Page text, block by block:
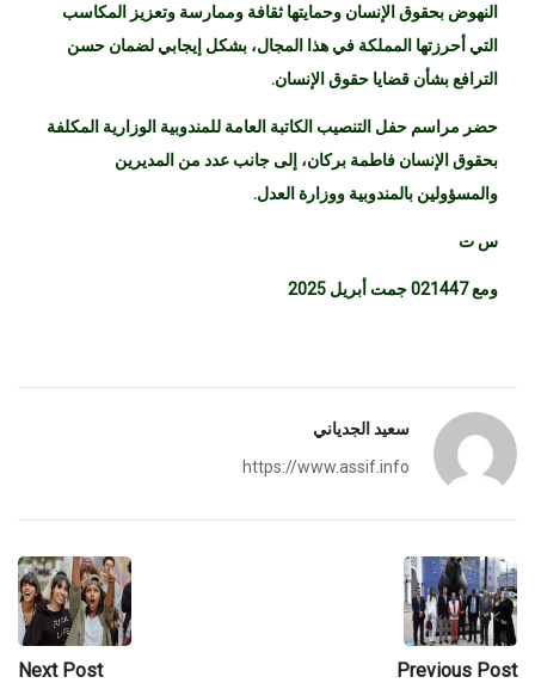
النهوض بحقوق الإنسان وحمايتها ثقافة وممارسة وتعزيز المكاسب
التي أحرزتها المملكة في هذا المجال، بشكل إيجابي لضمان حسن
الترافع بشأن قضايا حقوق الإنسان.
حضر مراسم حفل التنصيب الكاتبة العامة للمندوبية الوزارية المكلفة
بحقوق الإنسان فاطمة بركان، إلى جانب عدد من المديرين
والمسؤولين بالمندوبية ووزارة العدل.
س ت
ومع 021447 جمت أبريل 2025
سعيد الجدياني
https://www.assif.info
Previous Post
Next Post